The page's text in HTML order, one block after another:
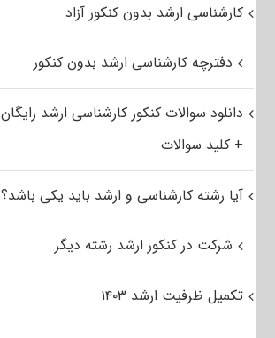
کارشناسی ارشد بدون کنکور آزاد
دفترچه کارشناسی ارشد بدون کنکور
دانلود سوالات کنکور کارشناسی ارشد رایگان
+ کلید سوالات
آیا رشته کارشناسی و ارشد باید یکی باشد؟
شرکت در کنکور ارشد رشته دیگر
تکمیل ظرفیت ارشد ۱۴۰۳